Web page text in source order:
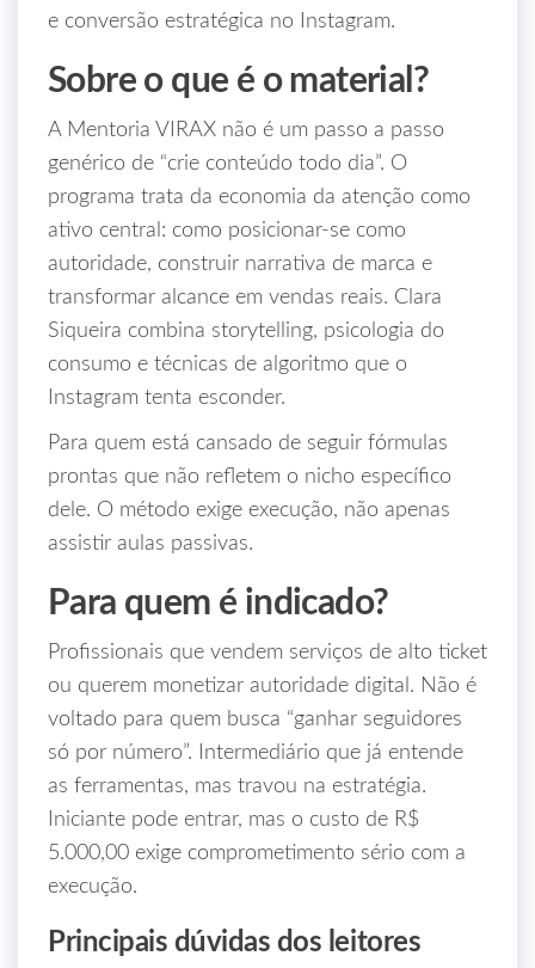
e conversão estratégica no Instagram.
Sobre o que é o material?
A Mentoria VIRAX não é um passo a passo
genérico de “crie conteúdo todo dia”. O
programa trata da economia da atenção como
ativo central: como posicionar-se como
autoridade, construir narrativa de marca e
transformar alcance em vendas reais. Clara
Siqueira combina storytelling, psicologia do
consumo e técnicas de algoritmo que o
Instagram tenta esconder.
Para quem está cansado de seguir fórmulas
prontas que não refletem o nicho específico
dele. O método exige execução, não apenas
assistir aulas passivas.
Para quem é indicado?
Profissionais que vendem serviços de alto ticket
ou querem monetizar autoridade digital. Não é
voltado para quem busca “ganhar seguidores
só por número”. Intermediário que já entende
as ferramentas, mas travou na estratégia.
Iniciante pode entrar, mas o custo de R$
5.000,00 exige comprometimento sério com a
execução.
Principais dúvidas dos leitores